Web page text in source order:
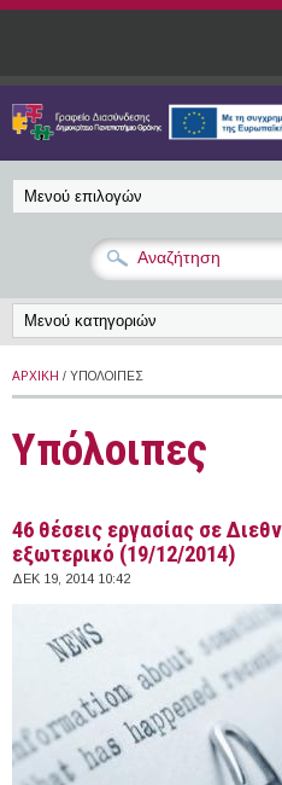
Παράκαμψη προς το κυρίως
ΑΡΧΙΚΉ / ΥΠΌΛΟΙΠΕΣ
Υπόλοιπες
46 θέσεις εργασίας σε
εξωτερικό (19/12/2014)
ΔΕΚ 19, 2014 10:42